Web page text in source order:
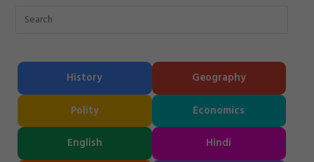
History Geography
Polity Economics
English Hindi